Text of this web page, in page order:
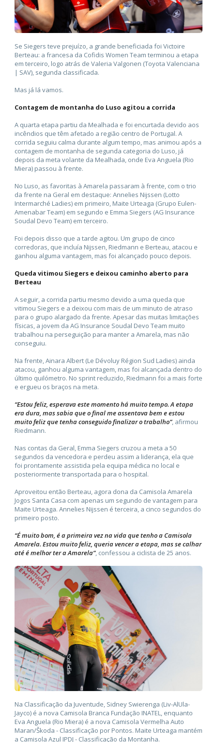
Se Siegers teve prejuízo, a grande beneficiada foi Victoire
Berteau: a francesa da Cofidis Women Team terminou a etapa
em terceiro, logo atrás de Valeria Valgonen (Toyota Valenciana
| SAV), segunda classificada.
Mas já lá vamos.
Contagem de montanha do Luso agitou a corrida
A quarta etapa partiu da Mealhada e foi encurtada devido aos
incêndios que têm afetado a região centro de Portugal. A
corrida seguiu calma durante algum tempo, mas animou após a
contagem de montanha de segunda categoria do Luso, já
depois da meta volante da Mealhada, onde Eva Anguela (Rio
Miera) passou à frente.
No Luso, as favoritas à Amarela passaram à frente, com o trio
da frente na Geral em destaque: Annelies Nijssen (Lotto
Intermarché Ladies) em primeiro, Maite Urteaga (Grupo Eulen-
Amenabar Team) em segundo e Emma Siegers (AG Insurance
Soudal Devo Team) em terceiro.
Foi depois disso que a tarde agitou. Um grupo de cinco
corredoras, que incluía Nijssen, Riedmann e Berteau, atacou e
ganhou alguma vantagem, mas foi alcançado pouco depois.
Queda vitimou Siegers e deixou caminho aberto para
Berteau
A seguir, a corrida partiu mesmo devido a uma queda que
vitimou Siegers e a deixou com mais de um minuto de atraso
para o grupo alargado da frente. Apesar das muitas limitações
físicas, a jovem da AG Insurance Soudal Devo Team muito
trabalhou na perseguição para manter a Amarela, mas não
conseguiu.
Na frente, Ainara Albert (Le Dévoluy Région Sud Ladies) ainda
atacou, ganhou alguma vantagem, mas foi alcançada dentro do
último quilómetro. No sprint reduzido, Riedmann foi a mais forte
e ergueu os braços na meta.
“Estou feliz, esperava este momento há muito tempo. A etapa
era dura, mas sabia que o final me assentava bem e estou
muito feliz que tenha conseguido finalizar o trabalho”, afirmou
Riedmann.
Nas contas da Geral, Emma Siegers cruzou a meta a 50
segundos da vencedora e perdeu assim a liderança, ela que
foi prontamente assistida pela equipa médica no local e
posteriormente transportada para o hospital.
Aproveitou então Berteau, agora dona da Camisola Amarela
Jogos Santa Casa com apenas um segundo de vantagem para
Maite Urteaga. Annelies Nijssen é terceira, a cinco segundos do
primeiro posto.
“É muito bom, é a primeira vez na vida que tenho a Camisola
Amarela. Estou muito feliz, queria vencer a etapa, mas se calhar
até é melhor ter a Amarela”, confessou a ciclista de 25 anos.
Na Classificação da Juventude, Sidney Swierenga (Liv-AlUla-
Jayco) é a nova Camisola Branca Fundação INATEL, enquanto
Eva Anguela (Rio Miera) é a nova Camisola Vermelha Auto
Maran/Škoda - Classificação por Pontos. Maite Urteaga mantém
a Camisola Azul IPDJ - Classificação da Montanha.